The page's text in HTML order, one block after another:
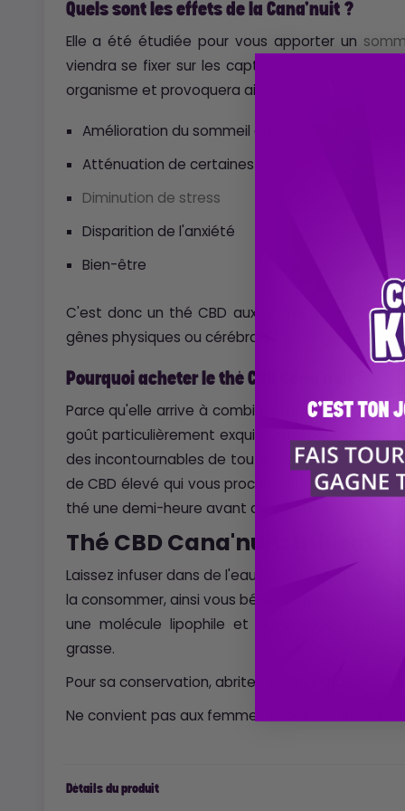
Quels sont les effets de la Cana'nuit ?
Elle a été étudiée pour vous apporter un
viendra se fixer sur les capteurs CB-1 et CB-2
organisme et provoquera ainsi:
Amélioration du sommeil en qualité et en
Atténuation de certaines
Diminution de stress
Disparition de l'anxiété
Bien-être
C'est donc un thé CBD aux effets puissants
gênes physiques ou cérébrales, mais sera
Pourquoi acheter le thé CBD Cana'nuit ?
Parce qu'elle arrive à combiner l'utile et
goût particulièrement exquis. Vous pouvez
des incontournables de toute la gamme que
de CBD élevé qui vous procurera de puissant
thé une demi-heure avant de vous coucher.
Thé CBD Cana'nuit: utilisation
Laissez infuser dans de l'eau chaude environ 8
la consommer, ainsi vous bénéficierez de
une molécule lipophile et agira encore plus
grasse.
Pour sa conservation, abritez la de la chaleur et
Ne convient pas aux femmes enceintes et aux
Détails du produit